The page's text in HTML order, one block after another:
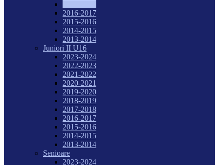
2016-2017
2015-2016
2014-2015
2013-2014
Juniori II U16
2023-2024
2022-2023
2021-2022
2020-2021
2019-2020
2018-2019
2017-2018
2016-2017
2015-2016
2014-2015
2013-2014
Senioare
2023-2024